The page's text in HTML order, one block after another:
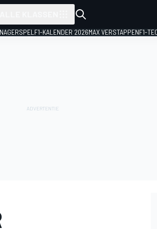
F1-KALENDER 2026MAX VERSTAPPENF1-